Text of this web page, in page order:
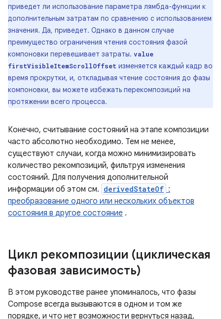
приведет ли использование параметра лямбда-функции к
дополнительным затратам по сравнению с использованием
значения. Да, приведет. Однако в данном случае
преимущество ограничения чтения состояния фазой
компоновки перевешивает затраты. value
firstVisibleItemScrollOffset изменяется каждый кадр во
время прокрутки, и, откладывая чтение состояния до фазы
компоновки, вы можете избежать перекомпозиций на
протяжении всего процесса.
Конечно, считывание состояний на этапе композиции
часто абсолютно необходимо. Тем не менее,
существуют случаи, когда можно минимизировать
количество рекомпозиций, фильтруя изменения
состояний. Для получения дополнительной
информации об этом см. derivedStateOf :
преобразование одного или нескольких объектов
состояния в другое состояние .
Цикл рекомпозиции (циклическая
фазовая зависимость)
В этом руководстве ранее упоминалось, что фазы
Compose всегда вызываются в одном и том же
порядке, и что нет возможности вернуться назад,